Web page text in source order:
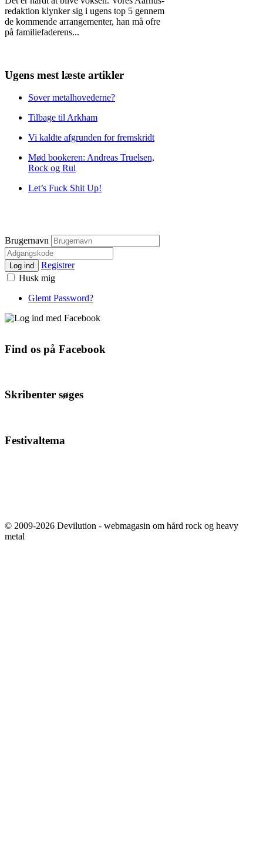
redaktion klynker sig i ugens top 5 gennem
de kommende arrangementer, han må ofre
på familiefaderens...
Ugens mest læste artikler
Sover metalhovederne?
Tilbage til Arkham
Vi kaldte afgrunden for fremskridt
Mød bookeren: Andreas Truelsen,
Rock og Rul
Let’s Fuck Shit Up!
Brugernavn
Log ind
Registrer
Husk mig
Glemt Password?
Find os på Facebook
Skribenter søges
Festivaltema
© 2009-2026 Devilution - webmagasin om hård rock og heavy
metal